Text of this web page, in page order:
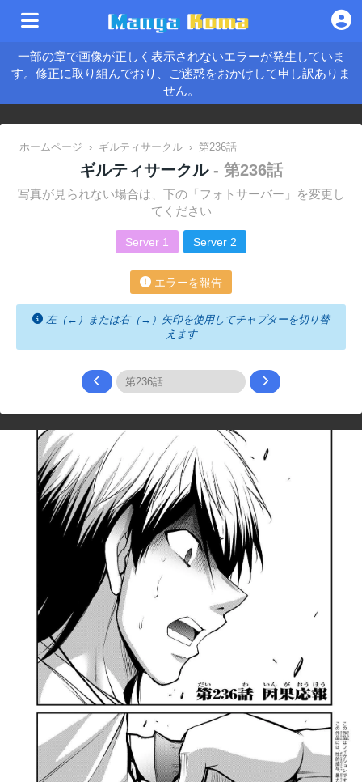
一部の章で画像が正しく表示されないエラーが発生していま
す。修正に取り組んでおり、ご迷惑をおかけして申し訳ありま
せん。
ホームページ › ギルティサークル › 第236話
ギルティサークル - 第236話
写真が見られない場合は、下の「フォトサーバー」を変更し
てください
Server 1 Server 2
エラーを報告
左（←）または右（→）矢印を使用してチャプターを切り替
えます